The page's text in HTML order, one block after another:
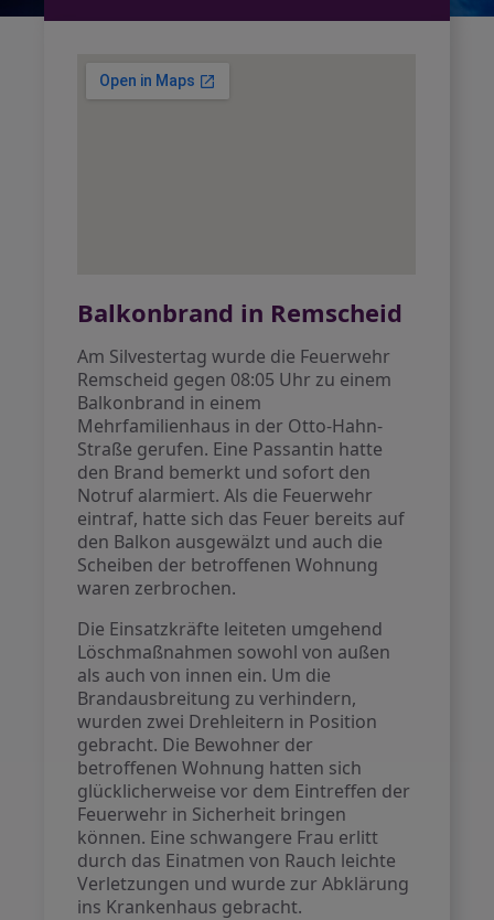
Balkonbrand in Remscheid
Am Silvestertag wurde die Feuerwehr
Remscheid gegen 08:05 Uhr zu einem
Balkonbrand in einem
Mehrfamilienhaus in der Otto-Hahn-
Straße gerufen. Eine Passantin hatte
den Brand bemerkt und sofort den
Notruf alarmiert. Als die Feuerwehr
eintraf, hatte sich das Feuer bereits auf
den Balkon ausgewälzt und auch die
Scheiben der betroffenen Wohnung
waren zerbrochen.
Die Einsatzkräfte leiteten umgehend
Löschmaßnahmen sowohl von außen
als auch von innen ein. Um die
Brandausbreitung zu verhindern,
wurden zwei Drehleitern in Position
gebracht. Die Bewohner der
betroffenen Wohnung hatten sich
glücklicherweise vor dem Eintreffen der
Feuerwehr in Sicherheit bringen
können. Eine schwangere Frau erlitt
durch das Einatmen von Rauch leichte
Verletzungen und wurde zur Abklärung
ins Krankenhaus gebracht.